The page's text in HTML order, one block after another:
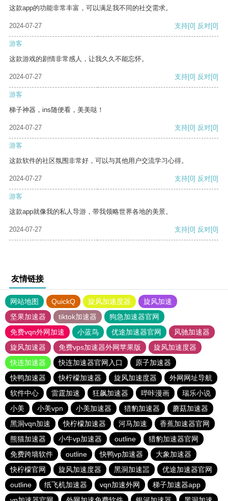
这款app的功能非常丰富，可以满足我不同的社交需求。
2024-07-27 支持[0] 反对[0]
游客
这款游戏的剧情非常感人，让我久久不能忘怀。
2024-07-27 支持[0] 反对[0]
游客
梯子神器，ins随便看，美美哒！
2024-07-27 支持[0] 反对[0]
游客
这款软件的社区氛围非常好，可以与其他用户交流学习心得。
2024-07-27 支持[0] 反对[0]
游客
这款app就像我的私人导游，带我领略世界各地的美景。
2024-07-27 支持[0] 反对[0]
友情链接
网站地图 QuickQ 旋风加速度器
旋风加速
坚果加速器
tiktok加速器
狗急加速器官网
免费vqn外网加速
小蓝鸟 优途加速器官网
风驰加速器
旋风加速器
免费vps加速器外网苹果版
旋风加速度器
快连加速器
快连加速器官网入口
原子加速器
快鸭加速器
快柠檬加速器 旋风加速度器
外网网址导航
软件中心
雷霆加速 狂飙加速器 哔咔漫画
瑞乐小说
小美
小美vpn 小美加速器 猎豹加速器
蘑菇加速器
黑洞vqn加速
快柠檬加速器 河马加速
香蕉加速器官网
熊猫加速器
小牛vp加速器 outline
猎豹加速器官网
免费跨墙软件
outline 快鸭vp加速器
大象加速器
快柠檬官网
旋风加速度器 黑洞加速噐
优途加速器官网
outline
纸飞机加速器 vqn加速外网
梯子加速器app